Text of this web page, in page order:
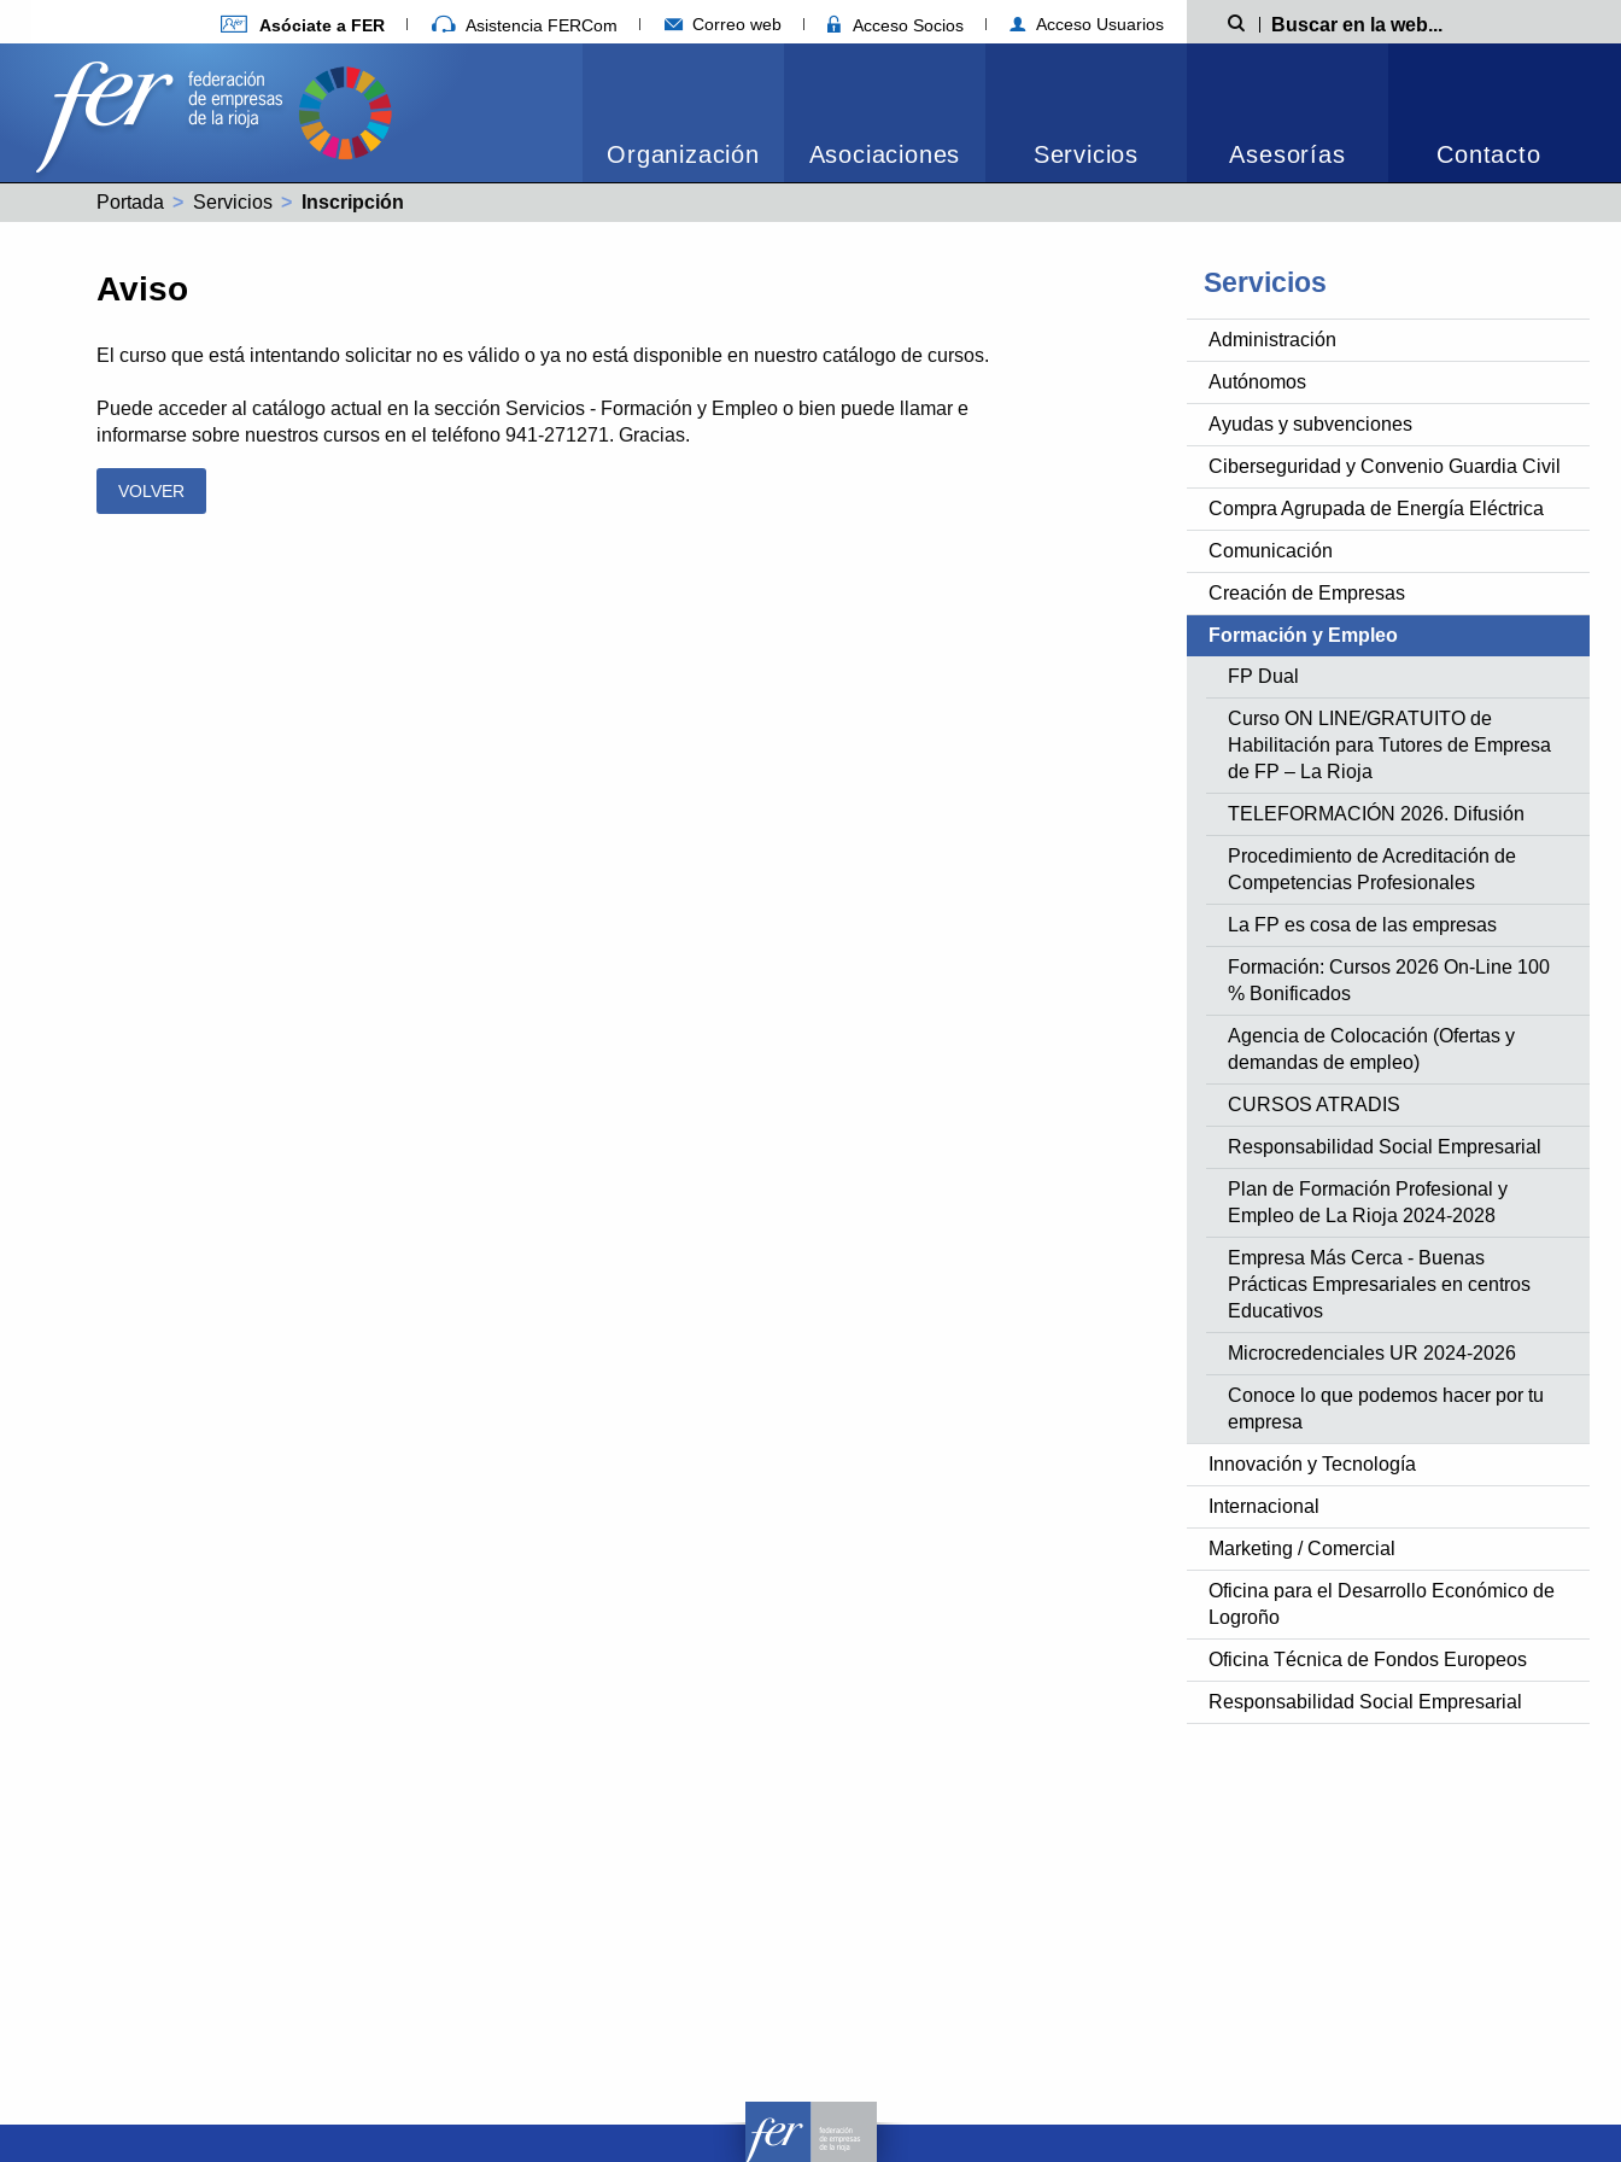
Asóciate a FER Asistencia FERCom Correo web Acceso Socios Acceso Usuarios Búsqueda
Organización Asociaciones Servicios Asesorías Contacto
Portada Servicios Actual:
Inscripción
Servicios
Administración
Autónomos
Ayudas y subvenciones
Ciberseguridad y Convenio Guardia Civil
Compra Agrupada de Energía Eléctrica
Comunicación
Creación de Empresas
Formación y Empleo
FP Dual
Curso ON LINE/GRATUITO de
Habilitación para Tutores de Empresa
de FP – La Rioja
TELEFORMACIÓN 2026. Difusión
Procedimiento de Acreditación de
Competencias Profesionales
La FP es cosa de las empresas
Formación: Cursos 2026 On-Line 100
% Bonificados
Agencia de Colocación (Ofertas y
demandas de empleo)
CURSOS ATRADIS
Responsabilidad Social Empresarial
Plan de Formación Profesional y
Empleo de La Rioja 2024-2028
Empresa Más Cerca - Buenas
Prácticas Empresariales en centros
Educativos
Microcredenciales UR 2024-2026
Conoce lo que podemos hacer por tu
empresa
Innovación y Tecnología
Internacional
Marketing / Comercial
Oficina para el Desarrollo Económico de
Logroño
Oficina Técnica de Fondos Europeos
Responsabilidad Social Empresarial
Aviso
El curso que está intentando solicitar no es válido o ya no está disponible en nuestro catálogo de cursos.
Puede acceder al catálogo actual en la sección Servicios - Formación y Empleo o bien puede llamar e
informarse sobre nuestros cursos en el teléfono 941-271271. Gracias.
VOLVER